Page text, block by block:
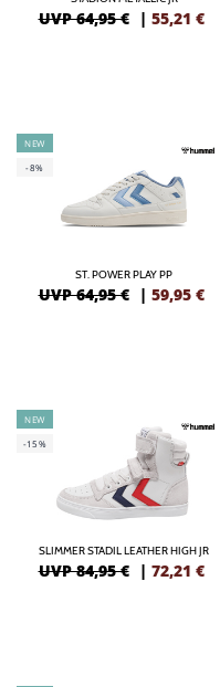
UVP 64,95 € | 55,21 €
NEW
-8%
ST. POWER PLAY PP
UVP 64,95 € | 59,95 €
NEW
-15%
SLIMMER STADIL LEATHER HIGH JR
UVP 84,95 € | 72,21 €